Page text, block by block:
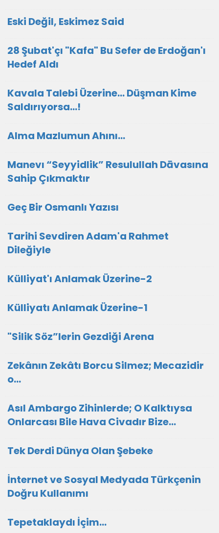
Eski Değil, Eskimez Said
28 Şubat'çı "Kafa" Bu Sefer de Erdoğan'ı
Hedef Aldı
Kavala Talebi Üzerine… Düşman Kime
Saldırıyorsa…!
Alma Mazlumun Ahını...
Manevı “Seyyidlik” Resulullah Dāvasına
Sahip Çıkmaktır
Geç Bir Osmanlı Yazısı
Tarihi Sevdiren Adam'a Rahmet
Dileğiyle
Külliyat'ı Anlamak Üzerine-2
Külliyatı Anlamak Üzerine-1
"Silik Söz”lerin Gezdiği Arena
Zekânın Zekâtı Borcu Silmez; Mecazidir
o...
Asıl Ambargo Zihinlerde; O Kalktıysa
Onlarcası Bile Hava Civadır Bize...
Tek Derdi Dünya Olan Şebeke
İnternet ve Sosyal Medyada Türkçenin
Doğru Kullanımı
Tepetaklaydı İçim...